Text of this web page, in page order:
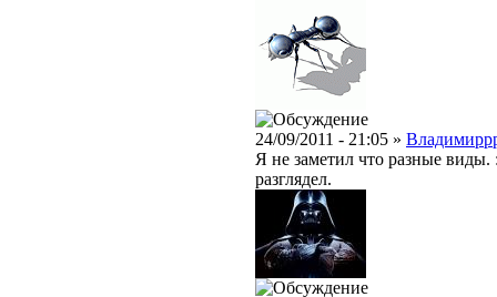
24/09/2011 - 21:05 »
Я не заметил что разные виды.
разглядел.